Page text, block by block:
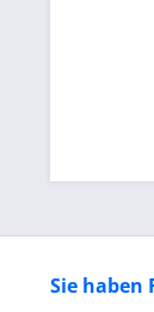
Sie haben